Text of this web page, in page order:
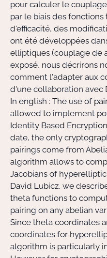
pour calculer le
par le biais des fonctions
d'efficacité, des
ont été développées
elliptiques (couplage de
exposé, nous décrirons
comment l'adapter aux
d'une collaboration avec
In english : The use of
allowed to implement
Identity Based
date, the only
pairings come from
algorithm allows to
Jacobians of
David Lubicz, we
theta functions to
pairing on any abelian
Since theta coordinates
coordinates for
algorithm is particularly